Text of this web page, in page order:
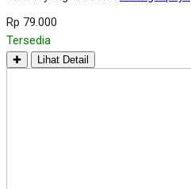
Rp 79.000
Tersedia
✚ Lihat Detail